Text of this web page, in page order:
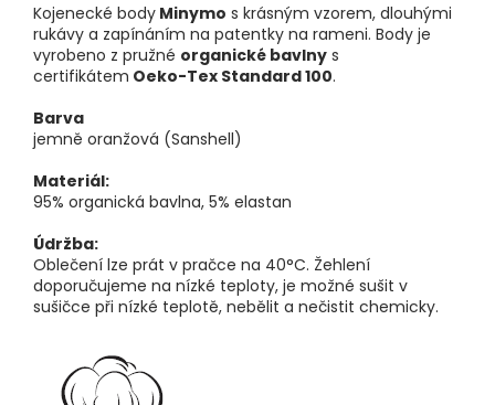
Kojenecké body Minymo s krásným vzorem, dlouhými
rukávy a zapínáním na patentky na rameni. Body je
vyrobeno z pružné organické bavlny s
certifikátem Oeko-Tex Standard 100.
Barva
jemně oranžová (Sanshell)
Materiál:
95% organická bavlna, 5% elastan
Údržba:
Oblečení lze prát v pračce na 40°C. Žehlení
doporučujeme na nízké teploty, je možné sušit v
sušičce při nízké teplotě, nebělit a nečistit chemicky.